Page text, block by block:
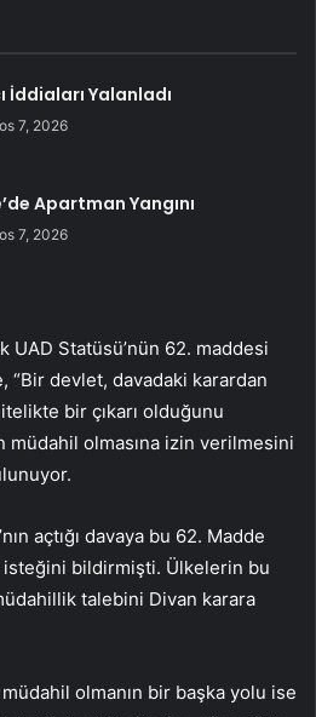
İddiaları Yalanladı
7, 2026
Apartman Yangını
7, 2026
UAD Statüsü’nün 62. maddesi
“Bir devlet, davadaki karardan
bir çıkarı olduğunu
olmasına izin verilmesini
açtığı davaya bu 62. Madde
bildirmişti. Ülkelerin bu
talebini Divan karara
olmanın bir başka yolu ise